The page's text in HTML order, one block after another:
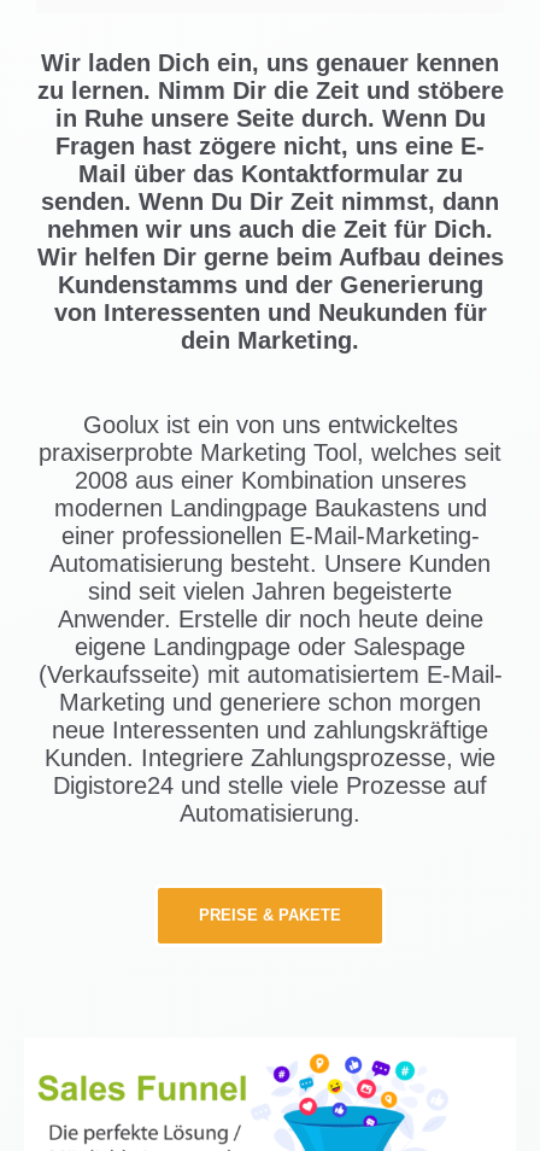
Wir laden Dich ein, uns genauer kennen
zu lernen. Nimm Dir die Zeit und stöbere
in Ruhe unsere Seite durch. Wenn Du
Fragen hast zögere nicht, uns eine E-
Mail über das Kontaktformular zu
senden. Wenn Du Dir Zeit nimmst, dann
nehmen wir uns auch die Zeit für Dich.
Wir helfen Dir gerne beim Aufbau deines
Kundenstamms und der Generierung
von Interessenten und Neukunden für
dein Marketing.
Goolux ist ein von uns entwickeltes
praxiserprobte Marketing Tool, welches seit
2008 aus einer Kombination unseres
modernen Landingpage Baukastens und
einer professionellen E-Mail-Marketing-
Automatisierung besteht. Unsere Kunden
sind seit vielen Jahren begeisterte
Anwender. Erstelle dir noch heute deine
eigene Landingpage oder Salespage
(Verkaufsseite) mit automatisiertem E-Mail-
Marketing und generiere schon morgen
neue Interessenten und zahlungskräftige
Kunden. Integriere Zahlungsprozesse, wie
Digistore24 und stelle viele Prozesse auf
Automatisierung.
PREISE & PAKETE